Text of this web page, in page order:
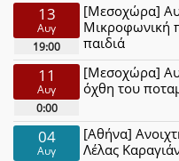
13
Αυγ
19:00
[Μεσοχώρα]
Μικροφωνική
παιδιά
11
Αυγ
0:00
[Μεσοχώρα]
όχθη του
04
Αυγ
[Αθήνα]
Λέλας